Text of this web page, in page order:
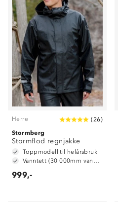
Herre (26)
Stormberg
Stormflod regnjakke
Toppmodell til helårsbruk
Vanntett (30 000mm vannsøyle)
999,-